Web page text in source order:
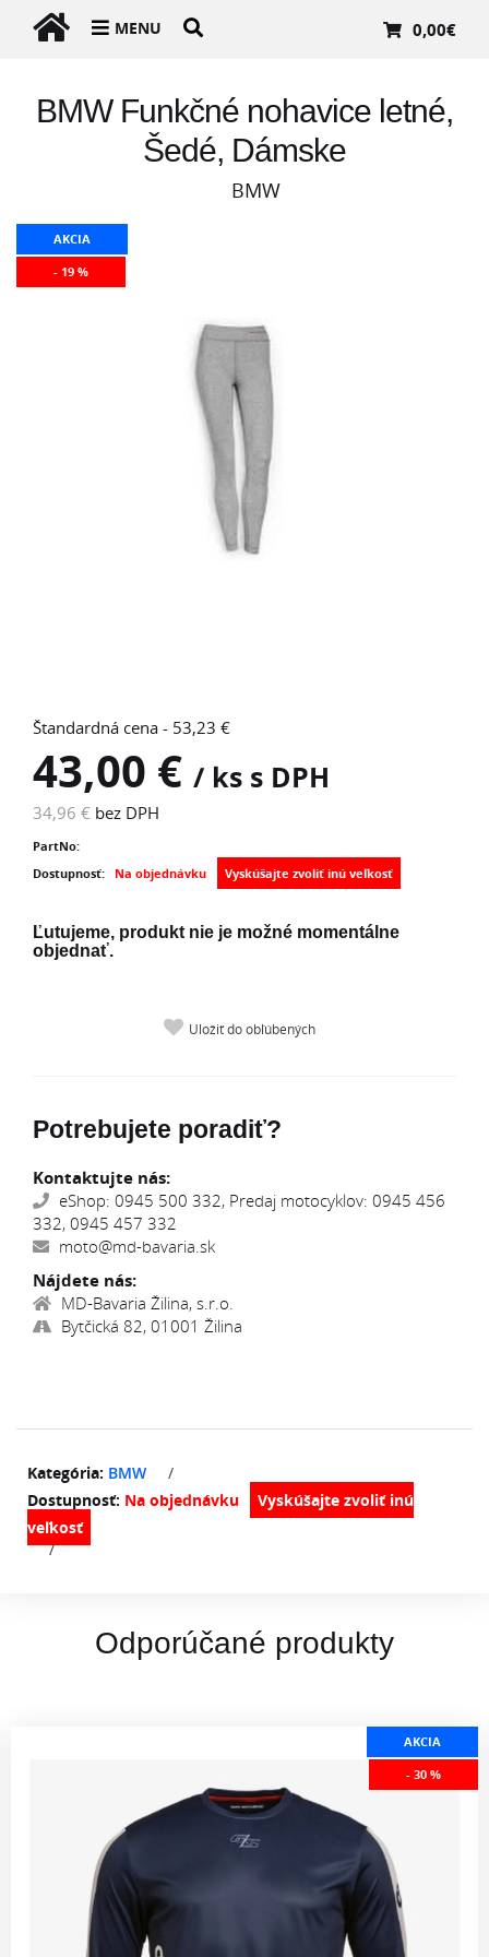
MENU 0,00€
BMW Funkčné nohavice letné,
Šedé, Dámske
BMW
AKCIA
- 19 %
Štandardná cena - 53,23 €
43,00 € / ks s DPH
34,96 € bez DPH
PartNo:
Dostupnosť:
Na objednávku
Ľutujeme, produkt nie je možné momentálne
objednať.
Uložiť do obľúbených
Potrebujete poradiť?
Kontaktujte nás:
eShop: 0945 500 332, Predaj motocyklov: 0945 456
332, 0945 457 332
moto@md-bavaria.sk
Nájdete nás:
MD-Bavaria Žilina, s.r.o.
Bytčická 82, 01001 Žilina
Kategória: BMW
/
Dostupnosť: Na objednávku
/
Odporúčané produkty
AKCIA
- 30 %